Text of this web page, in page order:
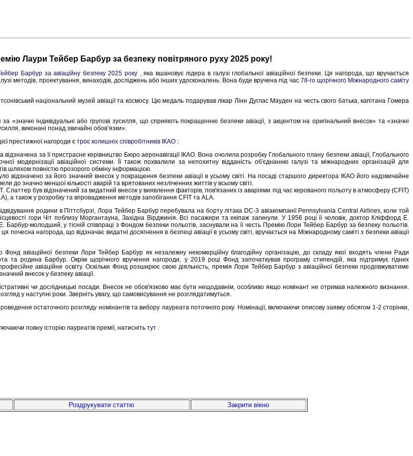
Лаури Тейбер Барбур за безпеку повітряного руху 2025 року!
Барбур за авіаційну безпеку 2025 року , яка вшановує лідера в галузі глобальної авіаційної безпеки. Ця нагорода, що вручається
методів, проектування, винаходів, досліджень або інших удосконалень. Вона буде вручена під час 78-го щорічного Міжнародного саміту
національний музей авіації та космосу. Цю медаль подарував лікар Лінн Дуглас Мауден на честь свого батька, капітана Гомера
«значні індивідуальні або групові зусилля, що сприяють покращенню безпеки авіації, з акцентом на оригінальний внесок» та «значні
виконані понад звичайні обов’язки».
престижної нагороди є троє колишніх співробітників ІКАО :
за її пристрасне керівництво Бюро аеронавігації ІКАО. Вона очолила розробку Глобального плану безпеки авіації, Глобального
модернізації авіаційної системи. Її також похвалили за непохитну відданість об'єднанню галузі та міжнародних організацій для
шляхом повністю прозорого обміну інформацією.
відзначено за його значний внесок у покращення безпеки авіації в усьому світі. На посаді старшого директора ІКАО його надзвичайне
до значно меншої кількості аварій та врятованих незліченних життів у всьому світі.
Слаттер був відзначений за видатний внесок у виявлення факторів, пов'язаних із аваріями під час керованого польоту в атмосферу (CFIT)
а також у розробку та впровадження методів запобігання CFIT та ALA.
родини в Піттсбурзі, Лора Тейбер Барбур перебувала на борту літака DC-3 авіакомпанії Pennsylvania Central Airlines, коли той
гори Чіт поблизу Моргантауна, Західна Вірджинія. Всі пасажири та екіпаж загинули. У 1956 році її чоловік, доктор Кліффорд Е.
молодший, у тісній співпраці з Фондом безпеки польотів, заснували на її честь Премію Лори Тейбер Барбур за безпеку польотів.
почесна нагорода, що відзначає видатні досягнення в безпеці авіації в усьому світі, вручається на Міжнародному саміті з безпеки авіації
авіаційної безпеки Лори Тейбер Барбур як незалежну некомерційну благодійну організацію, до складу якої входять члени Ради
та родина Барбур. Окрім щорічного вручення нагороди, у 2019 році Фонд започаткував програму стипендій, яка підтримує гідних
авіаційне освіту. Оскільки Фонд розширює свою діяльність, премія Лори Тейбер Барбур з авіаційної безпеки продовжуватиме
внесок у безпеку авіації.
чи дослідницькі посади. Внесок не обов'язково має бути нещодавнім, особливо якщо номінант не отримав належного визнання.
у наступні роки. Зверніть увагу, що самовисування не розглядатимуться.
остаточного розгляду номінантів та вибору лауреата поточного року. Номінації, включаючи описову заявку обсягом 1-2 сторінки,
повну історію лауреатів премії, натисніть тут
Роздрукувати статтю Закрити вікно